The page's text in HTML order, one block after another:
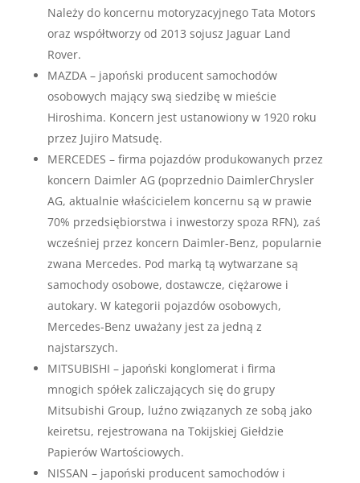
Należy do koncernu motoryzacyjnego Tata Motors
oraz współtworzy od 2013 sojusz Jaguar Land
Rover.
MAZDA – japoński producent samochodów
osobowych mający swą siedzibę w mieście
Hiroshima. Koncern jest ustanowiony w 1920 roku
przez Jujiro Matsudę.
MERCEDES – firma pojazdów produkowanych przez
koncern Daimler AG (poprzednio DaimlerChrysler
AG, aktualnie właścicielem koncernu są w prawie
70% przedsiębiorstwa i inwestorzy spoza RFN), zaś
wcześniej przez koncern Daimler-Benz, popularnie
zwana Mercedes. Pod marką tą wytwarzane są
samochody osobowe, dostawcze, ciężarowe i
autokary. W kategorii pojazdów osobowych,
Mercedes-Benz uważany jest za jedną z
najstarszych.
MITSUBISHI – japoński konglomerat i firma
mnogich spółek zaliczających się do grupy
Mitsubishi Group, luźno związanych ze sobą jako
keiretsu, rejestrowana na Tokijskiej Giełdzie
Papierów Wartościowych.
NISSAN – japoński producent samochodów i